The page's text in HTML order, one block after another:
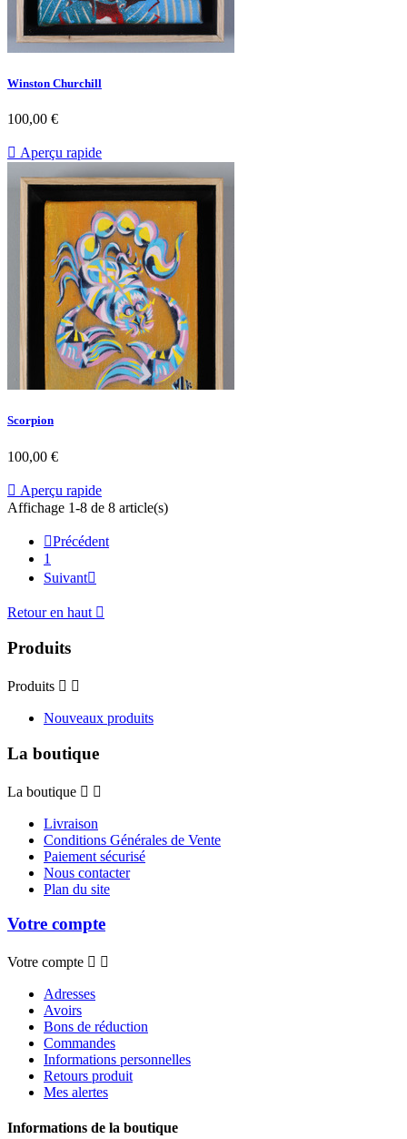
Winston Churchill
100,00 €
 Aperçu rapide
Scorpion
100,00 €
 Aperçu rapide
Affichage 1-8 de 8 article(s)
Précédent
1
Suivant
Retour en haut 
Produits
Produits  
Nouveaux produits
La boutique
La boutique  
Livraison
Conditions Générales de Vente
Paiement sécurisé
Nous contacter
Plan du site
Votre compte
Votre compte  
Adresses
Avoirs
Bons de réduction
Commandes
Informations personnelles
Retours produit
Mes alertes
Informations de la boutique